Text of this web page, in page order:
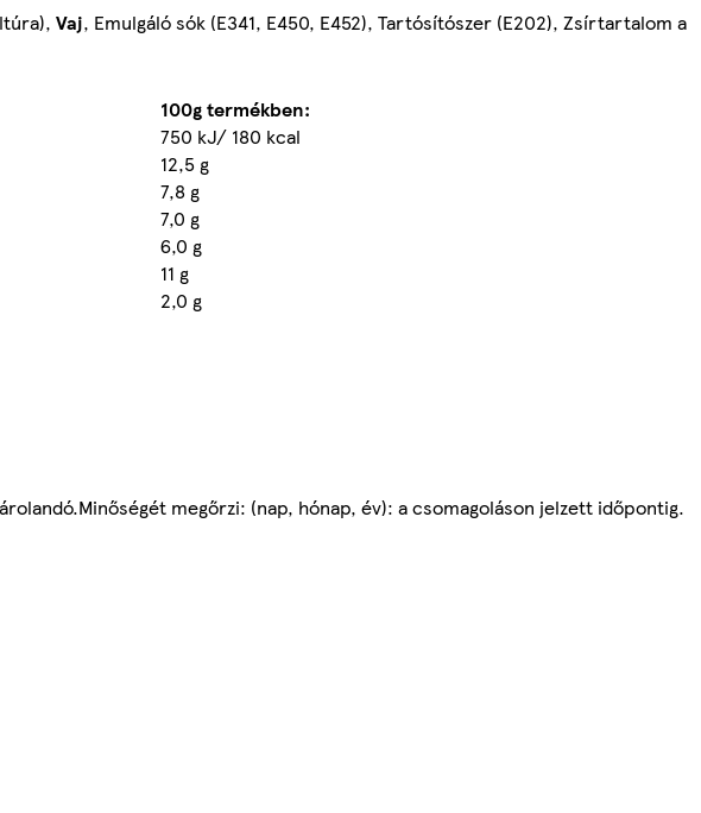
Vaj, Emulgáló sók (E341, E450, E452), Tartósítószer (E202), Zsírtartalom a
100g termékben:
750 kJ/ 180 kcal
12,5 g
7,8 g
7,0 g
6,0 g
11 g
2,0 g
megőrzi: (nap, hónap, év): a csomagoláson jelzett időpontig.